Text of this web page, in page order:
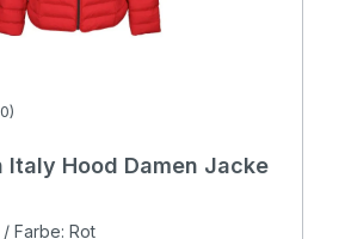
Bewertung von 5 von 5 Sternen
Italy Hood Damen Jacke
/ Farbe: Rot